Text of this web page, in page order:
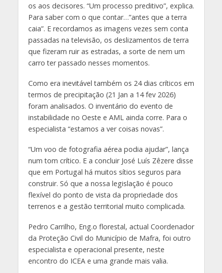
os aos decisores. “Um processo preditivo”, explica.
Para saber com o que contar…”antes que a terra
caia”. E recordamos as imagens vezes sem conta
passadas na televisão, os deslizamentos de terra
que fizeram ruir as estradas, a sorte de nem um
carro ter passado nesses momentos.
Como era inevitável também os 24 dias críticos em
termos de precipitação (21 Jan a 14 fev 2026)
foram analisados. O inventário do evento de
instabilidade no Oeste e AML ainda corre. Para o
especialista “estamos a ver coisas novas”.
“Um voo de fotografia aérea podia ajudar”, lança
num tom crítico. E a concluir José Luís Zêzere disse
que em Portugal há muitos sítios seguros para
construir. Só que a nossa legislação é pouco
flexível do ponto de vista da propriedade dos
terrenos e a gestão territorial muito complicada.
Pedro Carrilho, Eng.o florestal, actual Coordenador
da Proteção Civil do Município de Mafra, foi outro
especialista e operacional presente, neste
encontro do ICEA e uma grande mais valia.